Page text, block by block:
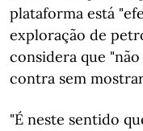
plataforma está
exploração de
considera que
contra sem
"É neste sentido